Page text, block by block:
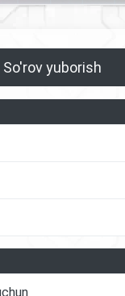
So'rov yuborish